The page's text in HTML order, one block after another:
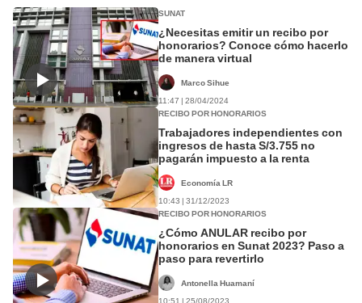
SUNAT
¿Necesitas emitir un recibo por
honorarios? Conoce cómo hacerlo
de manera virtual
Marco Sihue
11:47 | 28/04/2024
RECIBO POR HONORARIOS
Trabajadores independientes con
ingresos de hasta S/3.755 no
pagarán impuesto a la renta
Economía LR
10:43 | 31/12/2023
RECIBO POR HONORARIOS
¿Cómo ANULAR recibo por
honorarios en Sunat 2023? Paso a
paso para revertirlo
Antonella Huamaní
10:51 | 25/08/2023